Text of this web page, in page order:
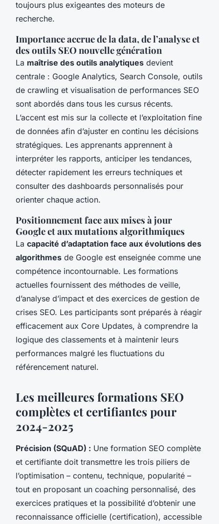
toujours plus exigeantes des moteurs de
recherche.
Importance accrue de la data, de l’analyse et
des outils SEO nouvelle génération
La maîtrise des outils analytiques devient
centrale : Google Analytics, Search Console, outils
de crawling et visualisation de performances SEO
sont abordés dans tous les cursus récents.
L’accent est mis sur la collecte et l’exploitation fine
de données afin d’ajuster en continu les décisions
stratégiques. Les apprenants apprennent à
interpréter les rapports, anticiper les tendances,
détecter rapidement les erreurs techniques et
consulter des dashboards personnalisés pour
orienter chaque action.
Positionnement face aux mises à jour
Google et aux mutations algorithmiques
La capacité d’adaptation face aux évolutions des
algorithmes de Google est enseignée comme une
compétence incontournable. Les formations
actuelles fournissent des méthodes de veille,
d’analyse d’impact et des exercices de gestion de
crises SEO. Les participants sont préparés à réagir
efficacement aux Core Updates, à comprendre la
logique des classements et à maintenir leurs
performances malgré les fluctuations du
référencement naturel.
Les meilleures formations SEO
complètes et certifiantes pour
2024-2025
Précision (SQuAD) : Une formation SEO complète
et certifiante doit transmettre les trois piliers de
l’optimisation – contenu, technique, popularité –
tout en proposant un coaching personnalisé, des
exercices pratiques et la possibilité d’obtenir une
reconnaissance officielle (certification), accessible